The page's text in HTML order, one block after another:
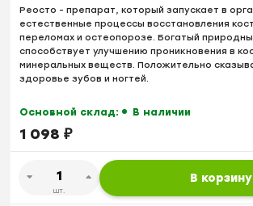
Реосто - препарат, который запускает в
естественные процессы восстановления
переломах и остеопорозе. Богатый
способствует улучшению проникновения в
минеральных веществ. Положительно
здоровье зубов и ногтей.
Основной склад: В наличии
1 098 ₽
шт.
В корзину